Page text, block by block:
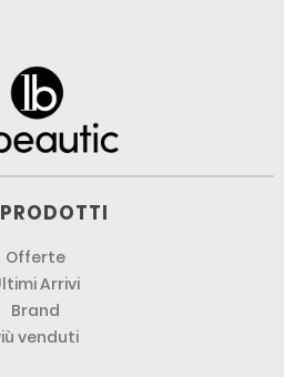
Offerte
Arrivi
Brand
venduti